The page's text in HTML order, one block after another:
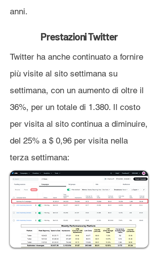
anni.
Prestazioni Twitter
Twitter ha anche continuato a fornire
più visite al sito settimana su
settimana, con un aumento di oltre il
36%, per un totale di 1.380. Il costo
per visita al sito continua a diminuire,
del 25% a $ 0,96 per visita nella
terza settimana: